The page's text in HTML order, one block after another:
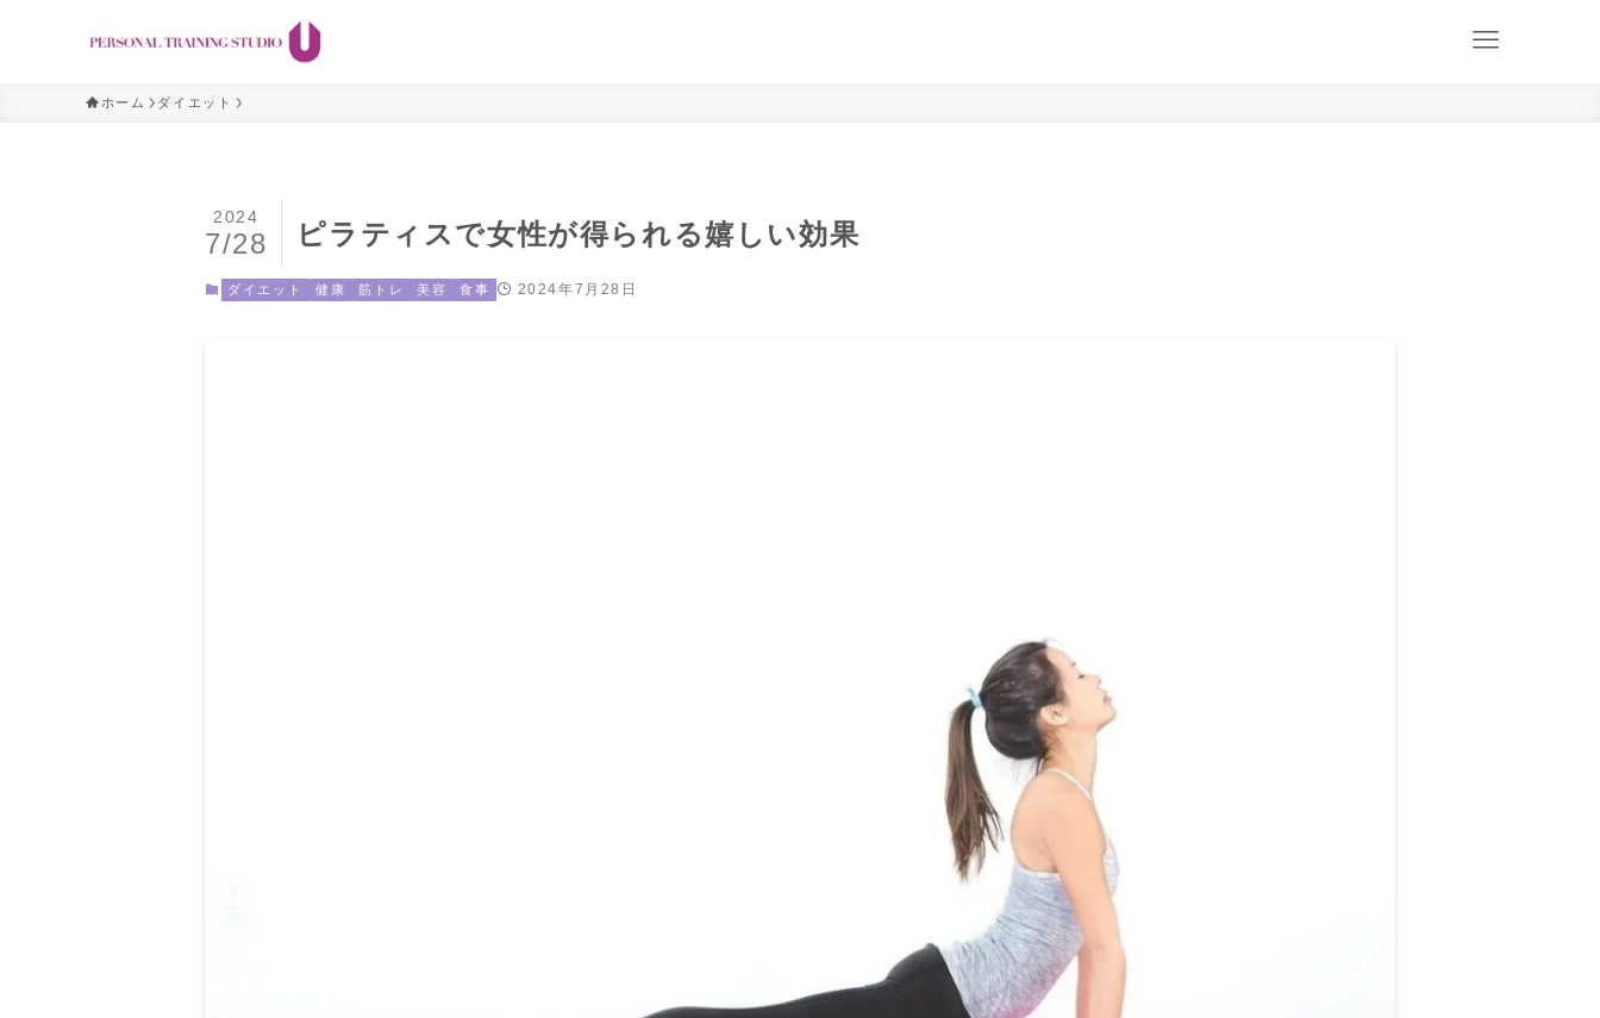
ホーム ダイエット
ピラティスで女性が得られる嬉しい効果
2024
7/28
ダイエット 健康 筋トレ 美容 食事 2024年7月28日